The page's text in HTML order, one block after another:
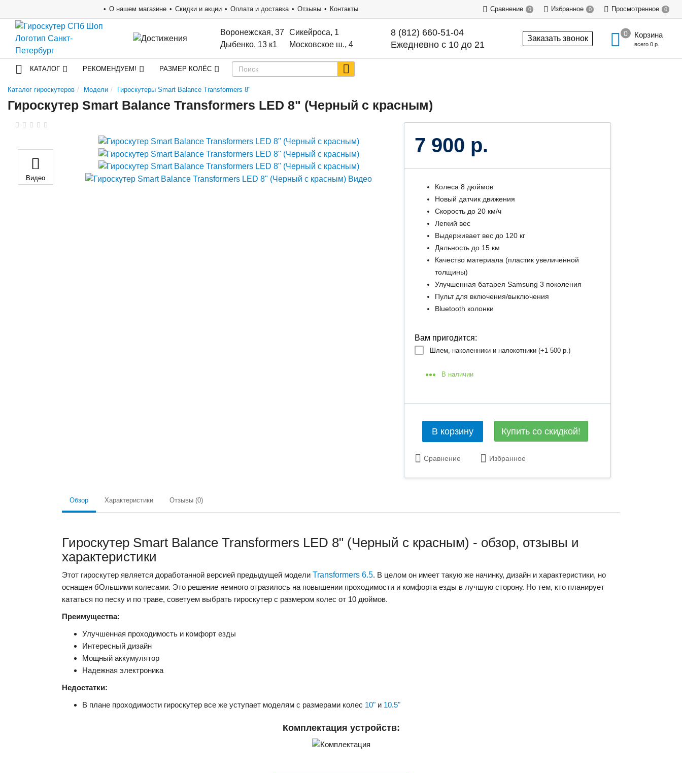
О нашем магазине Скидки и акции Оплата и доставка Отзывы Контакты Сравнение 0 Избранное 0 Просмотренное 0
Воронежская, 37
Дыбенко, 13 к1
Сикейроса, 1
Московское ш., 4
8 (812) 660-51-04
Ежедневно с 10 до 21
Заказать звонок Корзина
всего 0 р.
КАТАЛОГ РЕКОМЕНДУЕМ! РАЗМЕР КОЛЁС
Каталог гироскутеров Модели Гироскутеры Smart Balance Transformers 8"
Гироскутер Smart Balance Transformers LED 8" (Черный с красным)
Видео
7 900 р.
Колеса 8 дюймов
Новый датчик движения
Скорость до 20 км/ч
Легкий вес
Выдерживает вес до 120 кг
Дальность до 15 км
Качество материала (пластик увеличенной
толщины)
Улучшенная батарея Samsung 3 поколения
Пульт для включения/выключения
Bluetooth колонки
Вам пригодится:
Шлем, наколенники и налокотники (+1 500 р.)
В наличии
В корзину Купить со скидкой!
Сравнение Избранное
Обзор Характеристики Отзывы (0)
Гироскутер Smart Balance Transformers LED 8" (Черный с красным) - обзор, отзывы и
характеристики
Этот гироскутер является доработанной версией предыдущей модели Transformers 6.5. В целом он имеет такую же начинку, дизайн и характеристики, но
оснащен бОльшими колесами. Это решение немного отразилось на повышении проходимости и комфорта езды в лучшую сторону. Но тем, кто планирует
кататься по песку и по траве, советуем выбрать гироскутер с размером колес от 10 дюймов.
Преимущества:
Улучшенная проходимость и комфорт езды
Интересный дизайн
Мощный аккумулятор
Надежная электроника
Недостатки:
В плане проходимости гироскутер все же уступает моделям с размерами колес 10" и 10.5"
Комплектация устройств: